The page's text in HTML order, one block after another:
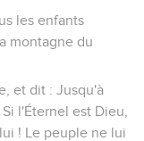
les enfants
montagne du
et dit : Jusqu'à
l'Éternel est Dieu,
! Le peuple ne lui